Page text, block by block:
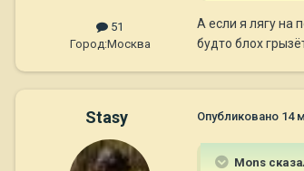
51
Город:Москва
А если я лягу на
будто блох
Stasy Опубликовано 14
Mons